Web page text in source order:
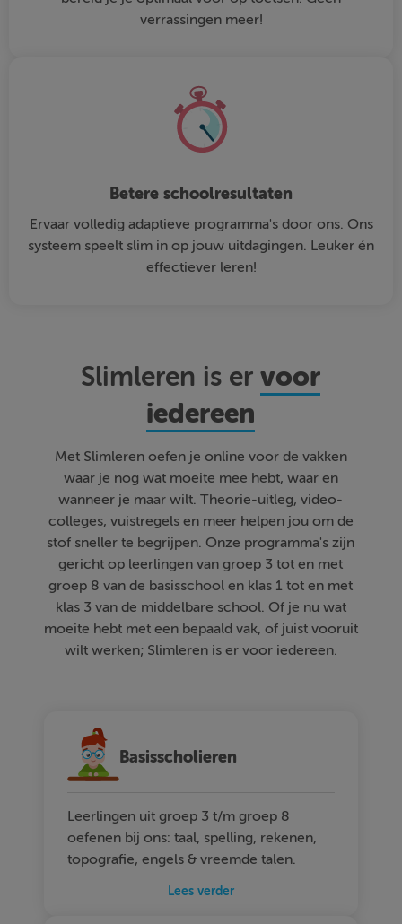
verrassingen meer!
Betere schoolresultaten
Ervaar volledig adaptieve programma's door ons. Ons
systeem speelt slim in op jouw uitdagingen. Leuker én
effectiever leren!
Slimleren is ervoor
iedereen
Met Slimleren oefen je online voor de vakken
waar je nog wat moeite mee hebt, waar en
wanneer je maar wilt. Theorie-uitleg, video-
colleges, vuistregels en meer helpen jou om de
stof sneller te begrijpen. Onze programma's zijn
gericht op leerlingen van groep 3 tot en met
groep 8 van de basisschool en klas 1 tot en met
klas 3 van de middelbare school. Of je nu wat
moeite hebt met een bepaald vak, of juist vooruit
wilt werken; Slimleren is er voor iedereen.
Basisscholieren
Leerlingen uit groep 3 t/m groep 8
oefenen bij ons: taal, spelling, rekenen,
topografie, engels & vreemde talen.
Lees verder